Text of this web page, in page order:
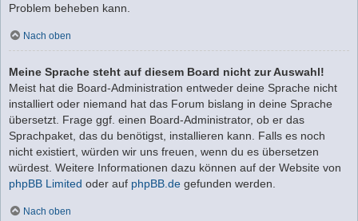
Problem beheben kann.
Nach oben
Meine Sprache steht auf diesem Board nicht zur Auswahl!
Meist hat die Board-Administration entweder deine Sprache nicht
installiert oder niemand hat das Forum bislang in deine Sprache
übersetzt. Frage ggf. einen Board-Administrator, ob er das
Sprachpaket, das du benötigst, installieren kann. Falls es noch
nicht existiert, würden wir uns freuen, wenn du es übersetzen
würdest. Weitere Informationen dazu können auf der Website von
phpBB Limited oder auf phpBB.de gefunden werden.
Nach oben